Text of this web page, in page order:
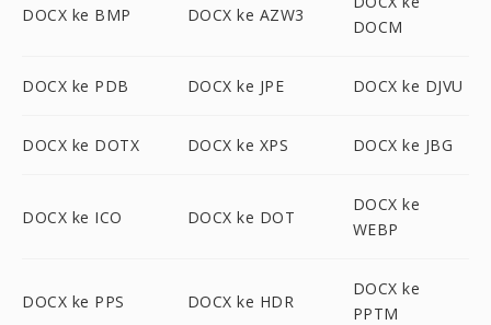
DOCX ke BMP DOCX ke AZW3
DOCM
DOCX ke PDB DOCX ke JPE DOCX ke DJVU
DOCX ke DOTX DOCX ke XPS DOCX ke JBG
DOCX ke ICO DOCX ke DOT
DOCX ke
WEBP
DOCX ke PPS DOCX ke HDR
DOCX ke
PPTM